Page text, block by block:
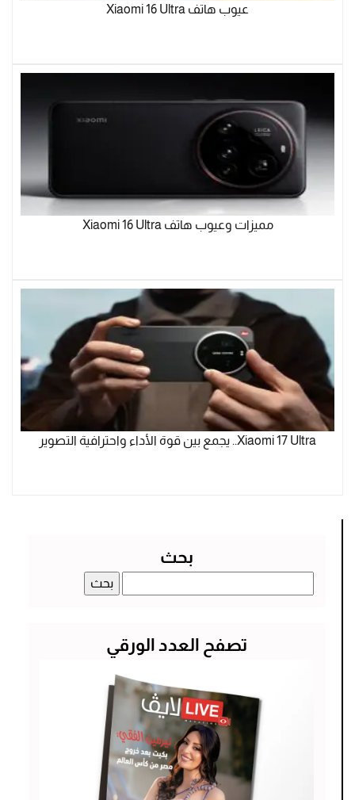
عيوب هاتف Xiaomi 16 Ultra
مميزات وعيوب هاتف Xiaomi 16 Ultra
Xiaomi 17 Ultra.. يجمع بين قوة الأداء واحترافية التصوير
بحث
عن:
تصفح العدد الورقي